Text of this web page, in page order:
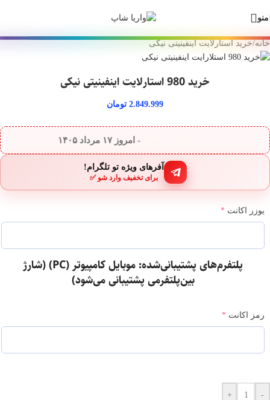
Skip
navigation
Skip
main
content
شاپ 💙
منو
خانه/خرید استارلایت اینفینیتی نیکی
خرید 980 استارلایت اینفینیتی نیکی
2.849.999 تومان
- امروز ۱۷ مرداد ۱۴۰۵
آفرهای ویژه تو تلگرام!
برای تخفیف وارد شو ✅
یوزر اکانت *
پلتفرم‌های پشتیبانی‌شده: موبایل کامپیوتر (PC) (شارژ
بین‌پلتفرمی پشتیبانی می‌شود)
رمز اکانت *
-
+